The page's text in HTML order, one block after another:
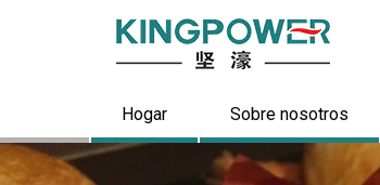
Hogar Sobre nosotros